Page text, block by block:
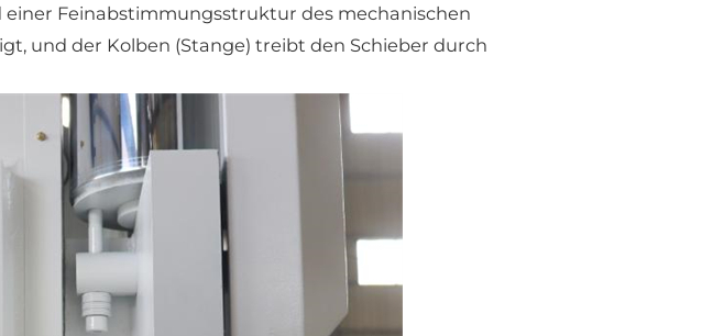
einer Feinabstimmungsstruktur des mechanischen
und der Kolben (Stange) treibt den Schieber durch